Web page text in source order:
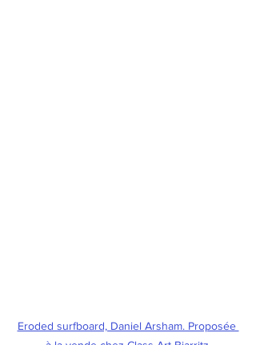
Eroded surfboard, Daniel Arsham. Proposée